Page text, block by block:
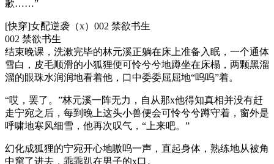
歉……”
[快穿]女配逆袭（x）002 禁欲书生
002 禁欲书生
结束晚课，洗漱完毕的林元溪正躺在床上准备入眠，一个通体
雪白，皮毛顺滑的小狐狸便可怜兮兮地蹲坐在床榻，两颗黑溜
溜的眼珠水润润地看着他，口中委委屈屈地“呜呜”着。
“哎，罢了。”林元溪一阵无力，自从那x他得知真相并没有赶
走宁宛之后，每到晚上这头小兽便会可怜兮兮蹲守着，窗外是
呼啸地寒风细雪，他再次叹气，“上来吧。”
幻化成狐狸的宁宛开心地嗷呜一声，直起身体，熟练地从被角
中窜了进去，乖乖趴在男子的x口。